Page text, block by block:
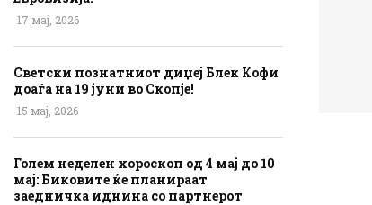
17 мај, 2026
Светски познатниот диџеј Блек Кофи
доаѓа на 19 јуни во Скопје!
15 мај, 2026
Голем неделен хороскоп од 4 мај до 10
мај: Биковите ќе планираат
заедничка иднина со партнерот